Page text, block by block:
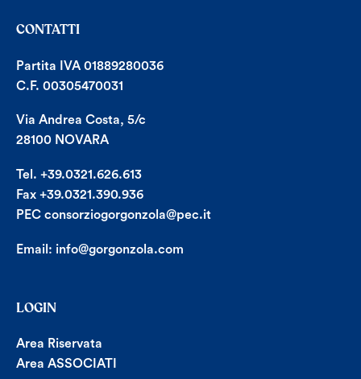
CONTATTI
Partita IVA 01889280036
C.F. 00305470031
Via Andrea Costa, 5/c
28100 NOVARA
Tel. +39.0321.626.613
Fax +39.0321.390.936
PEC consorziogorgonzola@pec.it
Email: info@gorgonzola.com
LOGIN
Area Riservata
Area ASSOCIATI